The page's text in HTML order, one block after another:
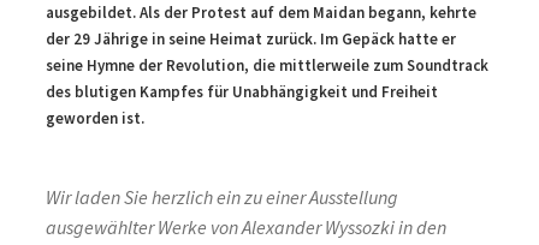
ausgebildet. Als der Protest auf dem Maidan begann, kehrte
der 29 Jährige in seine Heimat zurück. Im Gepäck hatte er
seine Hymne der Revolution, die mittlerweile zum Soundtrack
des blutigen Kampfes für Unabhängigkeit und Freiheit
geworden ist.
Wir laden Sie herzlich ein zu einer Ausstellung
ausgewählter Werke von Alexander Wyssozki in den